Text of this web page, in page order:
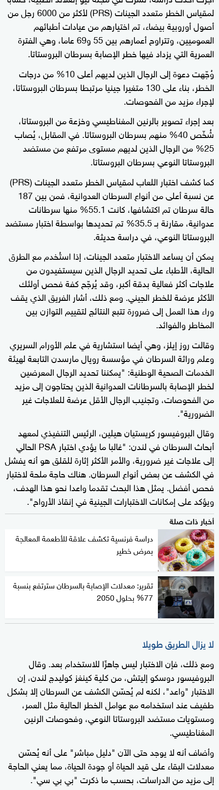
لمقياس الخطر متعدد الجينات (PRS) لأكثر من 6000 رجل من
أصول أوروبية بيضاء، تم اختيارهم من عيادات أطبائهم
العموميين، وتتراوح أعمارهم بين 55 و69 عاما، وهي الفترة
العمرية التي يزداد فيها خطر الإصابة بسرطان البروستاتا.
وُجّهت دعوة إلى الرجال الذين لديهم أعلى 10% من درجات
الخطر، بناء على 130 متغيرا جينيا مرتبطا بسرطان البروستاتا،
لإجراء مزيد من الفحوصات.
بعد إجراء تصوير بالرنين المغناطيسي وخزعة من البروستاتا،
شُخّص 40% منهم بسرطان البروستاتا. في المقابل، يُصاب
25% من الرجال الذين لديهم مستوى مرتفع من مستضد
البروستاتا النوعي بسرطان البروستاتا.
كما كشف اختبار اللعاب لمقياس الخطر متعدد الجينات (PRS)
عن نسبة أعلى من أنواع السرطان العدوانية، فمن بين 187
حالة سرطان تم اكتشافها، كانت 55.1% منها سرطانات
عدوانية، مقارنة بـ 35.5% تم تحديدها بواسطة اختبار مستضد
البروستاتا النوعي، في دراسة حديثة.
يمكن أن يساعد الاختبار متعدد الجينات، إذا استُخدم مع الطرق
الحالية، الأطباء على تحديد الرجال الذين سيستفيدون من
علاجات أكثر فعالية بدقة أكبر، وقد يُرجّح كفة فحص أولئك
الأكثر عرضة للخطر الجيني. ومع ذلك، أشار الفريق الذي يقف
وراء هذا العمل إلى ضرورة تتبع النتائج لتقييم التوازن بين
المخاطر والفوائد.
وقالت روز إيلز، وهي أيضا استشارية في علم الأورام السريري
وعلم وراثة السرطان في مؤسسة رويال مارسدن التابعة لهيئة
الخدمات الصحية الوطنية: "يمكننا تحديد الرجال المعرضين
لخطر الإصابة بالسرطانات العدوانية الذين يحتاجون إلى مزيد
من الفحوصات، وتجنيب الرجال الأقل عرضة للعلاجات غير
الضرورية".
وقال البروفيسور كريستيان هيلين، الرئيس التنفيذي لمعهد
أبحاث السرطان في لندن: "غالبا ما يؤدي اختبار PSA الحالي
إلى علاجات غير ضرورية، والأمر الأكثر إثارة للقلق هو أنه يفشل
في الكشف عن بعض أنواع السرطان. هناك حاجة ملحة لاختبار
فحص أفضل. يمثل هذا البحث تقدما واعدا نحو هذا الهدف،
ويؤكد على إمكانات الاختبارات الجينية في إنقاذ الأرواح".
أخبار ذات صلة
دراسة فرنسية تكشف علاقة للأطعمة المعالجة
بمرض خطير
تقرير: معدلات الإصابة بالسرطان سترتفع بنسبة
77% بحلول 2050
لا يزال الطريق طويلا
ومع ذلك، فإن الاختبار ليس جاهزًا للاستخدام بعد. وقال
البروفيسور دوسكو إليتش، من كلية كينغز كوليدج لندن، إن
الاختبار "واعد"، لكنه لم يُحسّن الكشف عن السرطان إلا بشكل
طفيف عند استخدامه مع عوامل الخطر الحالية مثل العمر،
ومستويات مستضد البروستاتا النوعي، وفحوصات الرنين
المغناطيسي.
وأضاف أنه لا يوجد حتى الآن "دليل مباشر" على أنه يُحسّن
معدلات البقاء على قيد الحياة أو جودة الحياة، مما يعني الحاجة
إلى مزيد من الدراسات، بحسب ما ذكرت "بي بي سي".